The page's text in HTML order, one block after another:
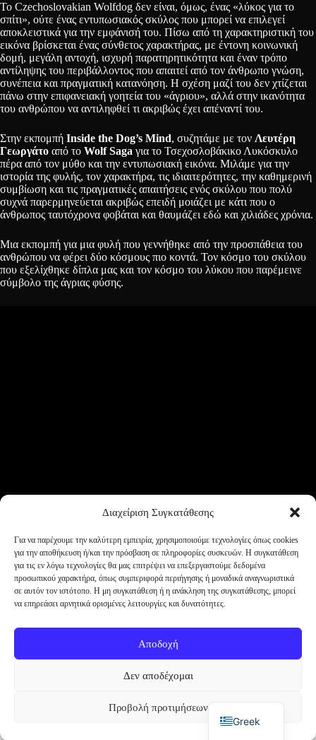
Διαχείριση Συγκατάθεσης
Για να παρέχουμε την καλύτερη εμπειρία, χρησιμοποιούμε τεχνολογίες όπως cookies
για την αποθήκευση ή/και την πρόσβαση σε πληροφορίες συσκευών. Η συγκατάθεση
για τις εν λόγω τεχνολογίες θα μας επιτρέψει να επεξεργαστούμε δεδομένα
προσωπικού χαρακτήρα, όπως συμπεριφορά περιήγησης ή μοναδικά αναγνωριστικά
σε αυτόν τον ιστότοπο. Η μη συγκατάθεση ή η ανάκληση της συγκατάθεσης, μπορεί
να επηρεάσει αρνητικά ορισμένες λειτουργίες και δυνατότητες.
Αποδοχή
Δεν αποδέχομαι
Προβολή προτιμήσεων
Το Czechoslovakian Wolfdog δεν είναι, όμως, ένας «λύκος για το
σπίτι», ούτε ένας εντυπωσιακός σκύλος που μπορεί να επιλεγεί
αποκλειστικά για την εμφάνισή του. Πίσω από τη χαρακτηριστική του
εικόνα βρίσκεται ένας σύνθετος χαρακτήρας, με έντονη κοινωνική
δομή, μεγάλη αντοχή, ισχυρή παρατηρητικότητα και έναν τρόπο
αντίληψης του περιβάλλοντος που απαιτεί από τον άνθρωπο γνώση,
συνέπεια και πραγματική κατανόηση. Η σχέση μαζί του δεν χτίζεται
πάνω στην επιφανειακή γοητεία του «άγριου», αλλά στην ικανότητα
του ανθρώπου να αντιληφθεί τι ακριβώς έχει απέναντί του.
Στην εκπομπή Inside the Dog’s Mind, συζητάμε με τον Λευτέρη
Γεωργάτο από το Wolf Saga για το Τσεχοσλοβάκικο Λυκόσκυλο
πέρα από τον μύθο και την εντυπωσιακή εικόνα. Μιλάμε για την
ιστορία της φυλής, τον χαρακτήρα, τις ιδιαιτερότητες, την καθημερινή
συμβίωση και τις πραγματικές απαιτήσεις ενός σκύλου που πολύ
συχνά παρερμηνεύεται ακριβώς επειδή μοιάζει με κάτι που ο
άνθρωπος ταυτόχρονα φοβάται και θαυμάζει εδώ και χιλιάδες χρόνια.
Μια εκπομπή για μια φυλή που γεννήθηκε από την προσπάθεια του
ανθρώπου να φέρει δύο κόσμους πιο κοντά. Τον κόσμο του σκύλου
που εξελίχθηκε δίπλα μας και τον κόσμο του λύκου που παρέμεινε
σύμβολο της άγριας φύσης.
Οι απόψεις που εκφράζονται στο christoskoutsis.com δεν
είναι στατικές. Η σκέψη εξελίσσεται και ο δημιουργός
διατηρεί το δικαίωμα αλλαγής ή αναθεώρησης
Copyright © 2026 - Christos Koutsis - Alea Protocol
Greek